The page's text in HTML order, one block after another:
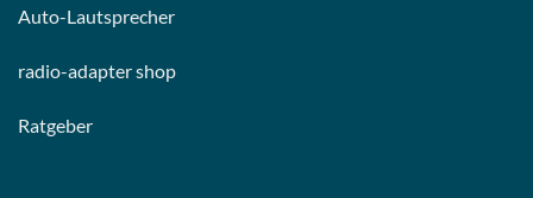
Auto-Lautsprecher
radio-adapter shop
Ratgeber